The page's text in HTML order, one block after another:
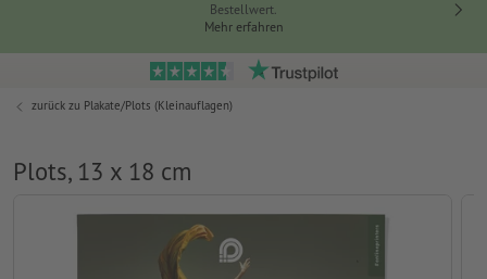
Bestellwert.
Mehr erfahren
zurück zu Plakate/Plots (Kleinauflagen)
Plots, 13 x 18 cm